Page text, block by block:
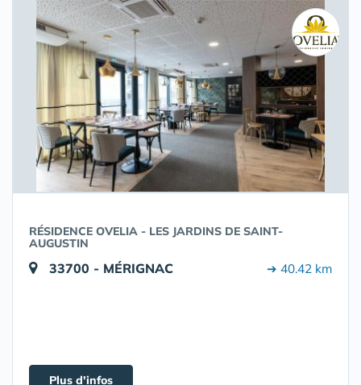
RÉSIDENCE OVELIA - LES JARDINS DE SAINT-
AUGUSTIN
33700 - MÉRIGNAC ➔ 40.42 km
Plus d'infos